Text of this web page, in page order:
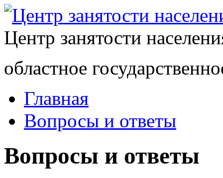
Центр занятости
областное
Главная
Вопросы и ответы
Вопросы и ответы